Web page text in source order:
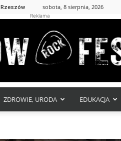
Rzeszów sobota, 8 sierpnia, 2026
Reklama
ZDROWIE, URODA EDUKACJA